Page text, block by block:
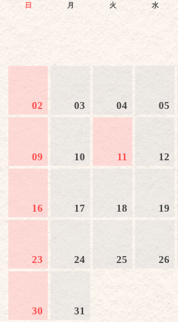
日 月 火 水
02 03 04 05
09 10 11 12
16 17 18 19
23 24 25 26
30 31